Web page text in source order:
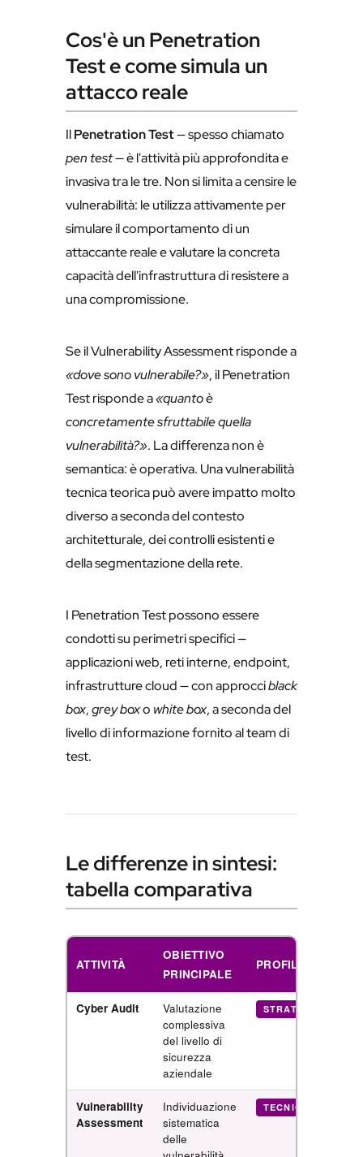
Cos'è un Penetration
Test e come simula un
attacco reale
IlPenetration Test— spesso chiamato
pen test— è l'attività più approfondita e
invasiva tra le tre. Non si limita a censire le
vulnerabilità: le utilizza attivamente per
simulare il comportamento di un
attaccante reale e valutare la concreta
capacità dell'infrastruttura di resistere a
una compromissione.
Se il Vulnerability Assessment risponde a
«dove sono vulnerabile?», il Penetration
Test risponde a«quanto è
concretamente sfruttabile quella
vulnerabilità?». La differenza non è
semantica: è operativa. Una vulnerabilità
tecnica teorica può avere impatto molto
diverso a seconda del contesto
architetturale, dei controlli esistenti e
della segmentazione della rete.
I Penetration Test possono essere
condotti su perimetri specifici —
applicazioni web, reti interne, endpoint,
infrastrutture cloud — con approcciblack
box,grey boxo white box, a seconda del
livello di informazione fornito al team di
test.
Le differenze in sintesi:
tabella comparativa
ATTIVITÀ
OBIETTIVO
PRINCIPALE
PROFILO
Cyber Audit
Valutazione
complessiva
del livello di
sicurezza
aziendale
STRATEGICO
Vulnerability
Assessment
Individuazione
sistematica
delle
TECNICO